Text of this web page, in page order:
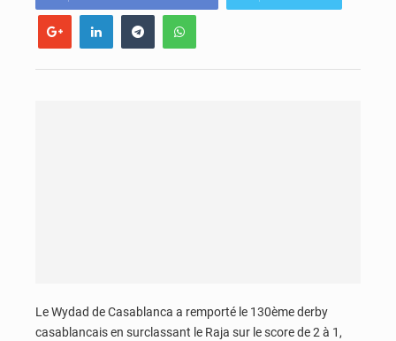
Le Wydad de Casablanca a remporté le 130ème derby
casablancais en surclassant le Raja sur le score de 2 à 1,